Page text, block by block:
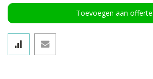
Toevoegen aan offerte